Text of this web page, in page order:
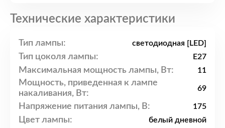
Технические характеристики
Тип лампы: светодиодная [LED]
Тип цоколя лампы: E27
Максимальная мощность лампы, Вт: 11
Мощность, приведенная к лампе
накаливания, Вт:
69
Напряжение питания лампы, В: 175
Цвет лампы: белый дневной